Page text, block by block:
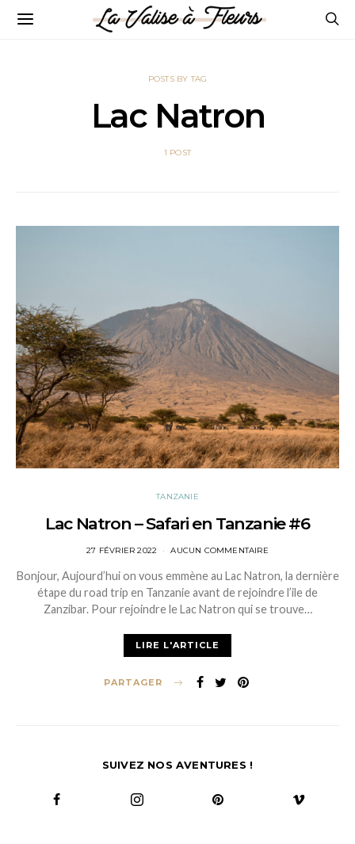
POSTS BY TAG
Lac Natron
1 POST
TANZANIE
Lac Natron – Safari en Tanzanie #6
POSTED
27 FÉVRIER 2022 AUCUN COMMENTAIRE
Bonjour, Aujourd’hui on vous emmène au Lac Natron, la dernière
étape du road trip en Tanzanie avant de rejoindre l’ile de
Zanzibar. Pour rejoindre le Lac Natron qui se trouve…
LIRE L'ARTICLE
PARTAGER
SUIVEZ NOS AVENTURES !